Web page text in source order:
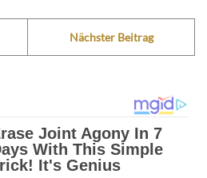
Nächster Beitrag